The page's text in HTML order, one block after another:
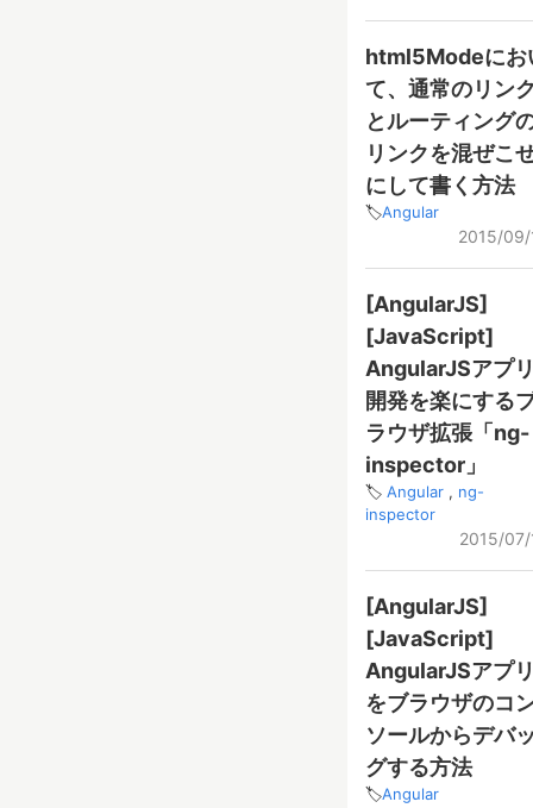
html5Modeにお
て、通常のリン
とルーティング
リンクを混ぜこ
にして書く方法
Angular
2015/09/
[AngularJS]
[JavaScript]
AngularJSアプ
開発を楽にする
ラウザ拡張「ng-
inspector」
Angular
ng-
inspector
2015/
[AngularJS]
[JavaScript]
AngularJSアプ
をブラウザのコ
ソールからデバ
グする方法
Angular